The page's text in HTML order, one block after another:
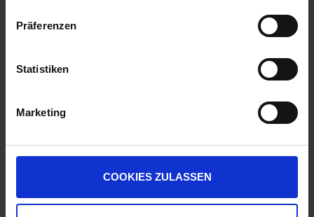
Präferenzen
Statistiken
Marketing
COOKIES ZULASSEN